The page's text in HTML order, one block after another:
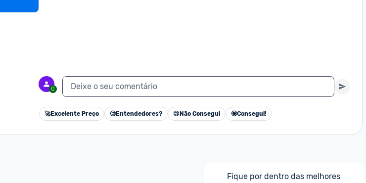
0 Deixe o seu comentário
🚀Excelente Preço 🧐Entendedores? 😢 Não Consegui 🤩Consegui!
Fique por dentro das melhores